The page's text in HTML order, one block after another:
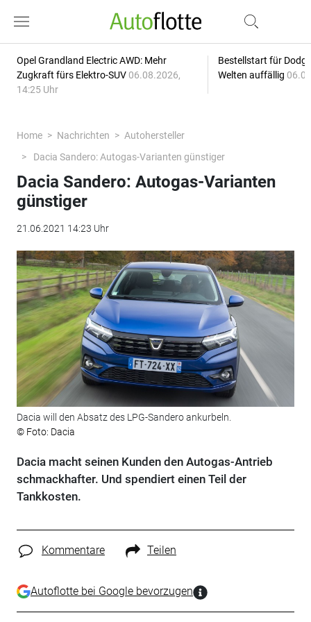
Opel Grandland Electric AWD: Mehr
Zugkraft fürs Elektro-SUV 06.08.2026,
14:25 Uhr
Bestellstart für
Welten auffällig
Home Nachrichten
Autohersteller
Dacia Sandero: Autogas-Varianten günstiger
Dacia Sandero: Autogas-Varianten
günstiger
21.06.2021 14:23 Uhr
Dacia will den Absatz des LPG-Sandero ankurbeln.
© Foto: Dacia
Dacia macht seinen Kunden den Autogas-Antrieb
schmackhafter. Und spendiert einen Teil der
Tankkosten.
Kommentare Teilen
Autoflotte bei Google bevorzugen